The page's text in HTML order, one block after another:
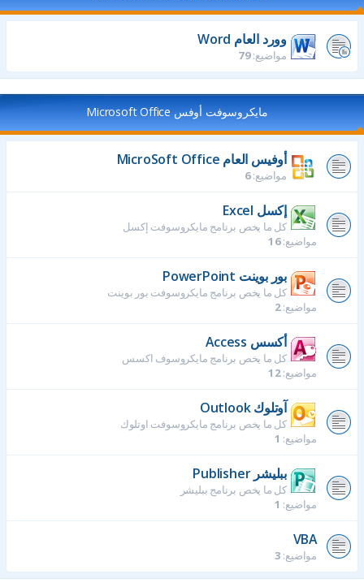
وورد العام Word
مواضيع:79
مايكروسوفت أوفس Microsoft Office
أوفيس العام MicroSoft Office
مواضيع:6
إكسل Excel
كل ما يخص برنامج مايكروسوفت إكسل
مواضيع:16
بور بوينت PowerPoint
كل ما يخص برنامج مايكروسوفت بور بوينت
مواضيع:2
أكسس Access
كل ما يخص برنامج مايكروسوف اكسس
مواضيع:12
آوتلوك Outlook
كل ما يخص برنامج مايكروسوفت اوتلوك
مواضيع:1
ببليشر Publisher
كل ما يخص برنامج ببليشر
مواضيع:1
VBA
مواضيع:3